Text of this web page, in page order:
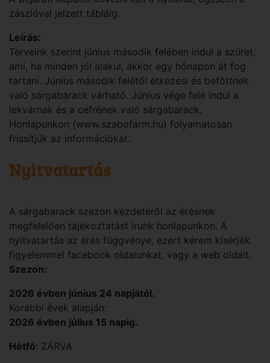
zászlóval jelzett tábláig.
Leírás:
Terveink szerint június második felében indul a szüret,
ami, ha minden jól alakul, akkor egy hónapon át fog
tartani. Június második felétől étkezési és befőttnek
való sárgabarack várható. Június vége felé indul a
lekvárnak és a cefrének való sárgabarack.
Honlapunkon (www.szabofarm.hu) folyamatosan
frissítjük az információkat.
Nyitvatartás
A sárgabarack szezon kezdetéről az érésnek
megfelelően tájékoztatást írunk honlapunkon. A
nyitvatartás az érés függvénye, ezért kérem kísérjék
figyelemmel facebook oldalunkat, vagy a web oldalt.
Szezon:
2026 évben június 24 napjától.
Korábbi évek alapján:
2026 évben július 15 napig.
Hétfő: ZÁRVA